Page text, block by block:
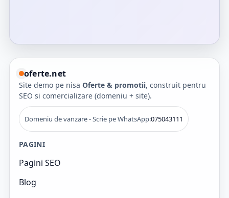
oferte.net
Site demo pe nisa Oferte & promotii, construit pentru
SEO si comercializare (domeniu + site).
Domeniu de vanzare - Scrie pe WhatsApp:075043111
PAGINI
Pagini SEO
Blog